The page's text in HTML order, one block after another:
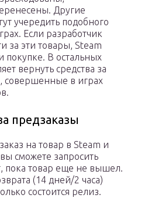
Другие
учередить подобного
Если разработчик
за эти товары, Steam
покупке. В остальных
вернуть средства за
совершенные в играх
предзаказы
на товар в Steam и
сможете запросить
пока товар еще не вышел.
(14 дней/2 часа)
состоится релиз.